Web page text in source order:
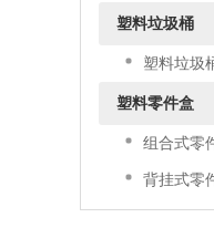
塑料垃圾桶
塑料垃圾
塑料零件盒
组合式零
背挂式零